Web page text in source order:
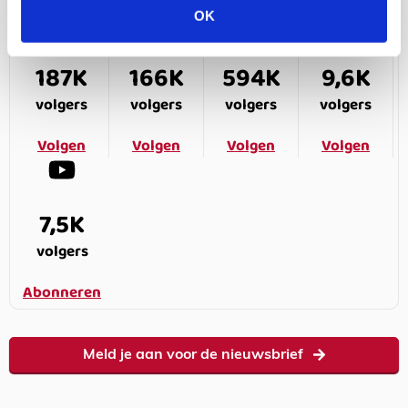
OK
187K
volgers
Volgen
166K
volgers
Volgen
594K
volgers
Volgen
9,6K
volgers
Volgen
7,5K
volgers
Abonneren
Meld je aan voor de nieuwsbrief